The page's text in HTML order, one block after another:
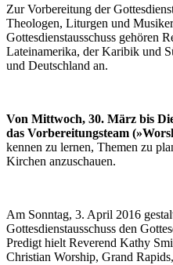
Zur Vorbereitung der
Theologen, Liturgen und
Gottesdienstausschuss gehören
Lateinamerika, der Karibik und
und Deutschland an.
Von Mittwoch, 30. März bis
das Vorbereitungsteam
kennen zu lernen, Themen zu
Kirchen anzuschauen.
Am Sonntag, 3. April 2016
Gottesdienstausschuss den
Predigt hielt Reverend Kathy
Christian Worship, Grand